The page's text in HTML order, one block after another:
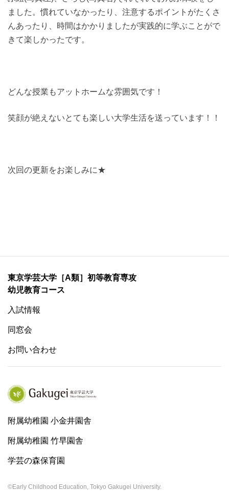
ました。慣れていなかったり、注意するポイントがたくさ
んあったり、時間はかかりましたが実践的に学ぶことがで
きて楽しかったです。
どんな授業もアットホームな雰囲気です！
笑顔が絶えないとても楽しい大学生活を送っています！！
次回の更新をお楽しみに★
東京学芸大学［A類］初等教育専攻
幼児教育コース
入試情報
同窓会
お問い合わせ
附属幼稚園 小金井園舎
附属幼稚園 竹早園舎
学芸の森保育園
©Early Childhood Education, Tokyo Gakugei University.